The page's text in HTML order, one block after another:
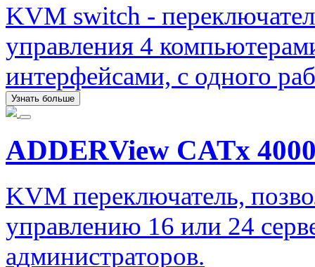
KVM switch -
управления 4
интерфейсами, с одного
Узнать больше
ADDERView CATx
KVM переключатель,
управлению 16 или 24
администраторов.